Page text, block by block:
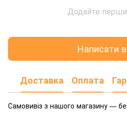
Додайте
Написати
Доставка Оплата
Самовивіз з нашого магазину —